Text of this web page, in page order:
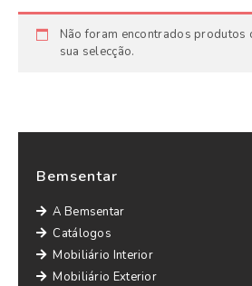
Não foram encontrados produtos
sua selecção.
Bemsentar
A Bemsentar
Catálogos
Mobiliário Interior
Mobiliário Exterior